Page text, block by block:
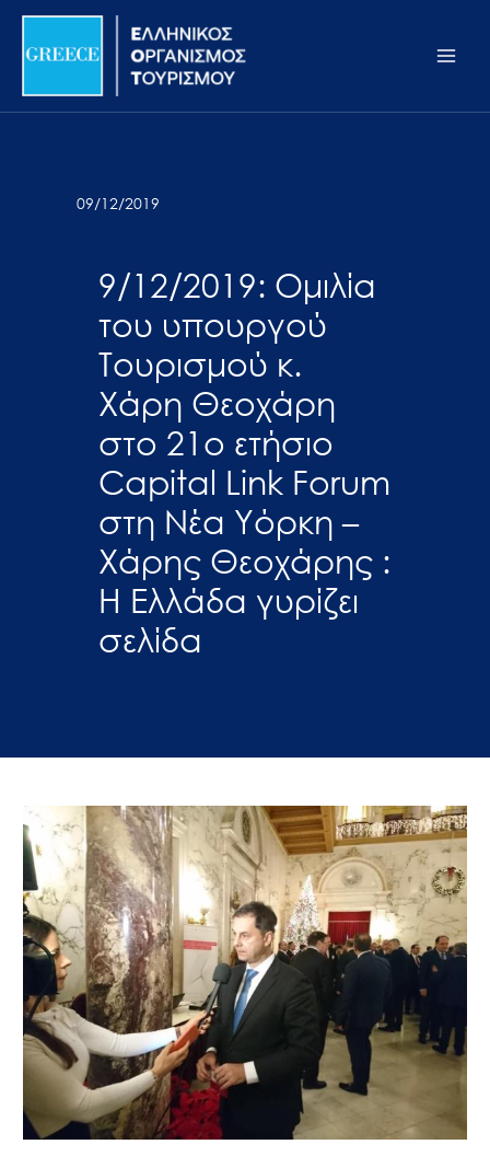
Σημείωση:
ιστότοπος
προσβασιμότητας.
Μετάβαση
περιεχόμενο
09/12/2019
9/12/2019: Ομιλία
του υπουργού
Τουρισμού κ.
Χάρη Θεοχάρη
στο 21ο ετήσιο
Capital Link Forum
στη Νέα Υόρκη –
Χάρης Θεοχάρης :
Η Ελλάδα γυρίζει
σελίδα